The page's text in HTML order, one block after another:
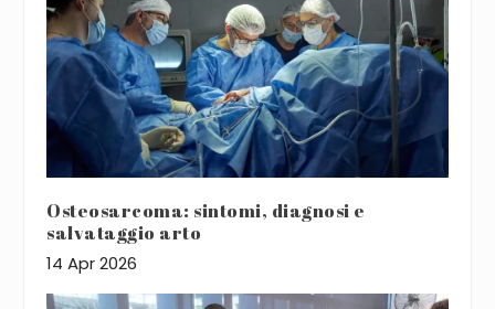
Osteosarcoma: sintomi, diagnosi e
salvataggio arto
14 Apr 2026